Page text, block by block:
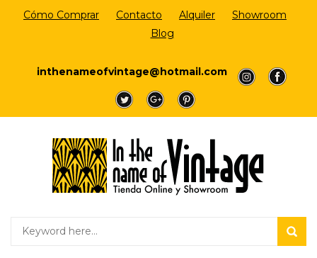
Cómo Comprar Contacto Alquiler
Showroom
Blog
inthenameofvintage@hotmail.com
a
a
a
a a